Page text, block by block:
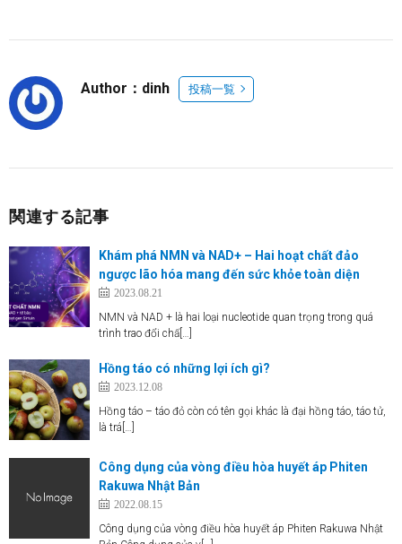
Author：dinh 投稿一覧
関連する記事
Khám phá NMN và NAD+ – Hai hoạt chất đảo
ngược lão hóa mang đến sức khỏe toàn diện
2023.08.21
NMN và NAD + là hai loại nucleotide quan trọng trong quá
trình trao đổi chấ[…]
Hồng táo có những lợi ích gì?
2023.12.08
Hồng táo – táo đỏ còn có tên gọi khác là đại hồng táo, táo tử,
là trá[…]
Công dụng của vòng điều hòa huyết áp Phiten
Rakuwa Nhật Bản
2022.08.15
Công dụng của vòng điều hòa huyết áp Phiten Rakuwa Nhật